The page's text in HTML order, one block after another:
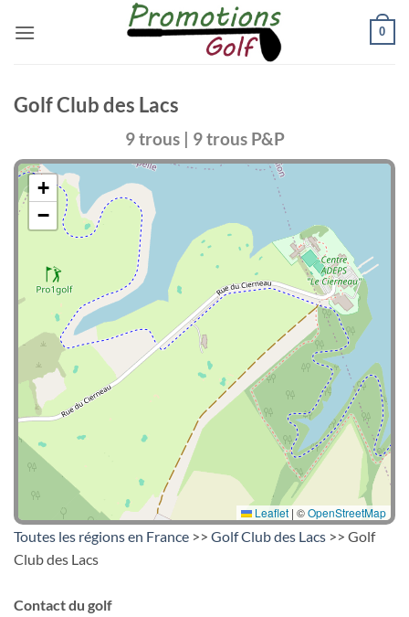
0
Golf Club des Lacs
9 trous | 9 trous P&P
+
−
Leaflet | ©OpenStreetMap
Toutes les régions en France >> Golf Club des Lacs >> Golf
Club des Lacs
Contact du golf